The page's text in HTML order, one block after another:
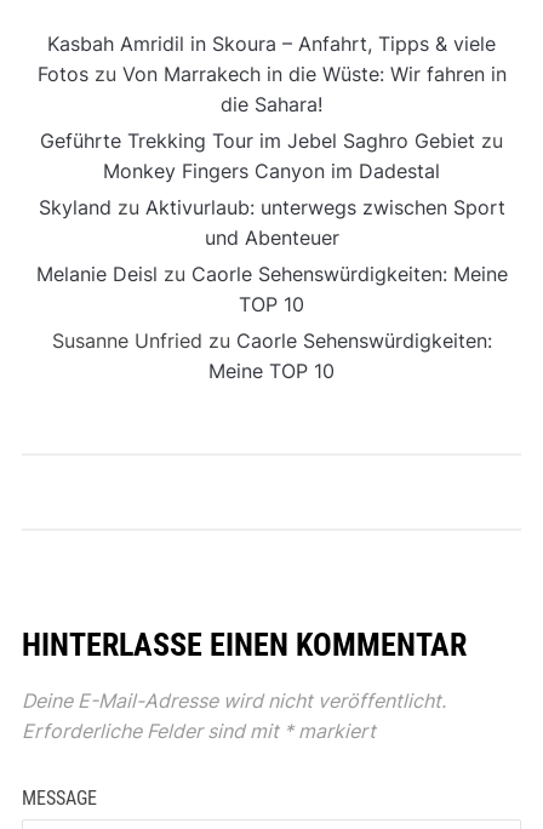
Kasbah Amridil in Skoura – Anfahrt, Tipps & viele
Fotoszu Von Marrakech in die Wüste: Wir fahren in
die Sahara!
Geführte Trekking Tour im Jebel Saghro Gebiet zu
Monkey Fingers Canyon im Dadestal
Skyland zu Aktivurlaub: unterwegs zwischen Sport
und Abenteuer
Melanie Deisl zu Caorle Sehenswürdigkeiten: Meine
TOP 10
Susanne Unfried zu Caorle Sehenswürdigkeiten:
Meine TOP 10
HINTERLASSE EINEN KOMMENTAR
Deine E-Mail-Adresse wird nicht veröffentlicht.
Erforderliche Felder sind mit *markiert
MESSAGE